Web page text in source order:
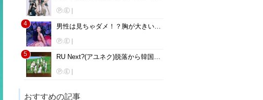
Ⓟ.Ⓔ|
4
男性は見ちゃダメ！？胸が大きいと話題の韓国女性アイドル15人を紹介♡
Ⓟ.Ⓔ|
5
RU Next?(アユネク)脱落から韓国アイドルになった5人は？
Ⓟ.Ⓔ|
おすすめの記事